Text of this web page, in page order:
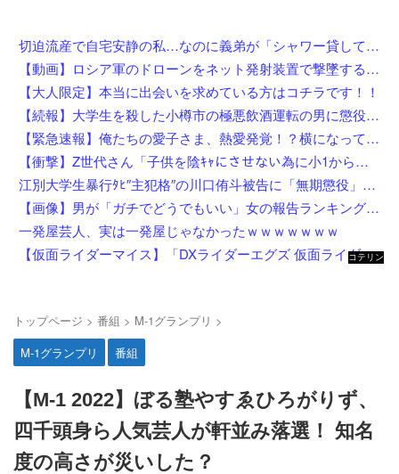
切迫流産で自宅安静の私…なのに義弟が「シャワー貸して」「泊めて」と嫌がらせレベルの連続突撃！夫経由で断ると私に直接LINEしてきて絶句←大人しく自宅の風呂に入れよ
【動画】ロシア軍のドローンをネット発射装置で撃墜するウクライナ。
【大人限定】本当に出会いを求めている方はコチラです！！
【続報】大学生を殺した小樽市の極悪飲酒運転の男に懲役4年6ヶ月の判決。
【緊急速報】俺たちの愛子さま、熱愛発覚！？横になってしまう奴らが大量発生してしまう…
【衝撃】Z世代さん「子供を陰ｷｬにさせない為に小1から髪を金髪に染めさせてる」←これ効果あると思う？？？？？？
江別大学生暴行ﾀﾋ″主犯格″の川口侑斗被告に「無期懲役」の判決→当時17歳少年に「懲役30年」の判決
【画像】男が「ガチでどうでもいい」女の報告ランキング、圧倒的第１位と言えば『コレ』w w w w w w w w w w
一発屋芸人、実は一発屋じゃなかったｗｗｗｗｗｗｗ
【仮面ライダーマイス】「DXライダーエグズ 仮面ライダーストア東京セット」仮面ライダーストアで発売決定
コテリン
トップページ > 番組 > M-1グランプリ >
M-1グランプリ
番組
【M-1 2022】ぼる塾やすゑひろがりず、
四千頭身ら人気芸人が軒並み落選！ 知名
度の高さが災いした？